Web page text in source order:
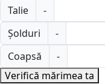
Talie
-
Șolduri
-
Coapsă
-
Verifică mărimea ta